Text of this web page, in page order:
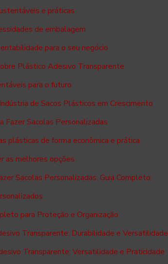
e práticas
de embalagem
para o seu negócio
Plástico Adesivo Transparente
para o futuro
Indústria de Sacos Plásticos em Crescimento
Fazer Sacolas Personalizadas
plásticas de forma econômica e prática
as melhores opções
Sacolas Personalizadas: Guia Completo
para Proteção e Organização
Transparente: Durabilidade e Versatilidade
Transparente: Versatilidade e Praticidade